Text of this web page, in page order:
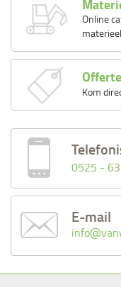
Online
materieel
Kom
0525 -
E-mail